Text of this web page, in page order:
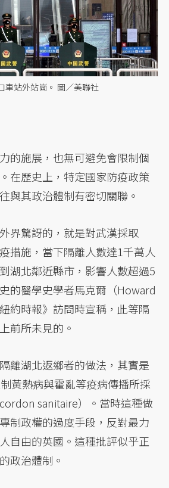
車站外站崗。 圖／美聯社
的施展，也無可避免會限制個
在歷史上，特定國家防疫政策
與其政治體制有密切關聯。
界驚訝的，就是對武漢採取
措施，當下隔離人數達1千萬人
湖北鄰近縣市，影響人數超過5
的醫學史學者馬克爾（Howard
約時報》訪問時宣稱，此等隔
前所未見的。
離湖北返鄉者的做法，其實是
黃熱病與霍亂等疫病傳播所採
sanitaire）。當時這種做
制政權的過度手段，反對最力
自由的英國。這種批評似乎正
政治體制。